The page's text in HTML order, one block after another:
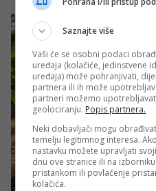
Saznajte više
Vaši će se osobni podaci
uređaja (kolačiće, jedinstvene
uređaja) može pohranjivati,
partnera ili ih može
partneri možemo
geolociranju. Popis partnera.
Neki dobavljači mogu
temelju legitimnog interesa.
nastavku možete upravljati
dnu ove stranice ili na
pristankom ili povlačenje
kolačića.